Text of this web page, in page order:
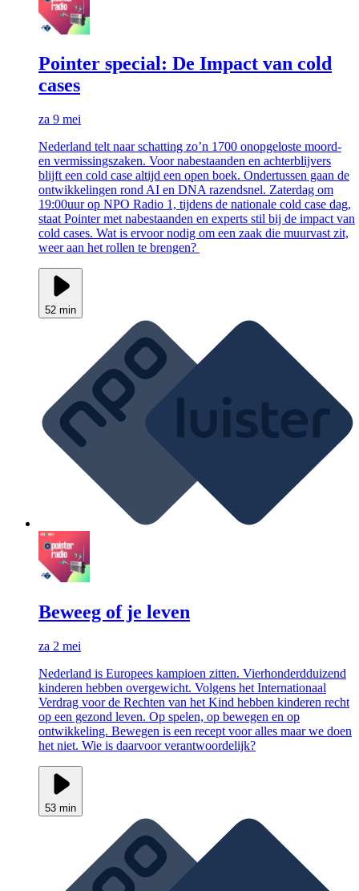
Pointer special: De Impact van cold
cases
za 9 mei
Nederland telt naar schatting zo’n 1700 onopgeloste moord-
en vermissingszaken. Voor nabestaanden en achterblijvers
blijft een cold case altijd een open boek. Ondertussen gaan de
ontwikkelingen rond AI en DNA razendsnel. Zaterdag om
19:00uur op NPO Radio 1, tijdens de nationale cold case dag,
staat Pointer met nabestaanden en experts stil bij de impact van
cold cases. Wat is ervoor nodig om een zaak die muurvast zit,
weer aan het rollen te brengen?
52 min
Beweeg of je leven
za 2 mei
Nederland is Europees kampioen zitten. Vierhonderdduizend
kinderen hebben overgewicht. Volgens het Internationaal
Verdrag voor de Rechten van het Kind hebben kinderen recht
op een gezond leven. Op spelen, op bewegen en op
ontwikkeling. Bewegen is een recept voor alles maar we doen
het niet. Wie is daarvoor verantwoordelijk?
53 min